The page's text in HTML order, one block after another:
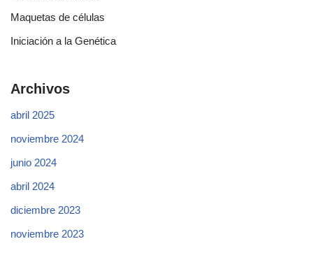
Maquetas de células
Iniciación a la Genética
Archivos
abril 2025
noviembre 2024
junio 2024
abril 2024
diciembre 2023
noviembre 2023